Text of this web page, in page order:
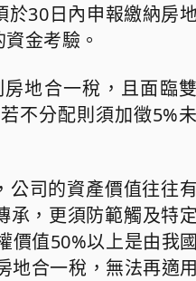
於30日內申報繳納房
金考驗。
地合一稅，且面臨
不分配則須加徵5%
公司的資產價值往往
承，更須防範觸及特
價值50%以上是由我
地合一稅，無法再適